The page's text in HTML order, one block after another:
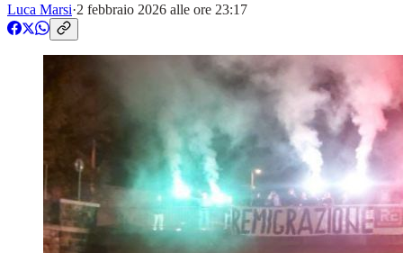
Luca Marsi·2 febbraio 2026 alle ore 23:17